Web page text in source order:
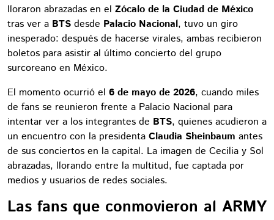
lloraron abrazadas en el Zócalo de la Ciudad de México
tras ver a BTS desde Palacio Nacional, tuvo un giro
inesperado: después de hacerse virales, ambas recibieron
boletos para asistir al último concierto del grupo
surcoreano en México.
El momento ocurrió el 6 de mayo de 2026, cuando miles
de fans se reunieron frente a Palacio Nacional para
intentar ver a los integrantes de BTS, quienes acudieron a
un encuentro con la presidenta Claudia Sheinbaum antes
de sus conciertos en la capital. La imagen de Cecilia y Sol
abrazadas, llorando entre la multitud, fue captada por
medios y usuarios de redes sociales.
Las fans que conmovieron al ARMY